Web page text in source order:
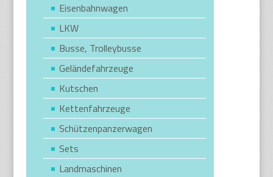
Eisenbahnwagen
LKW
Busse, Trolleybusse
Geländefahrzeuge
Kutschen
Kettenfahrzeuge
Schützenpanzerwagen
Sets
Landmaschinen